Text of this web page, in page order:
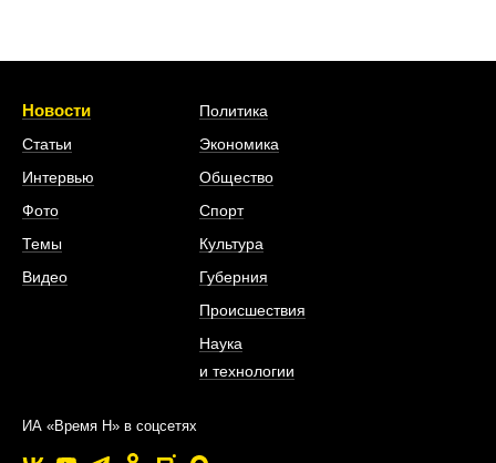
Новости
Статьи
Интервью
Фото
Темы
Видео
Политика
Экономика
Общество
Спорт
Культура
Губерния
Происшествия
Наука
и технологии
ИА «Время Н» в соцсетях